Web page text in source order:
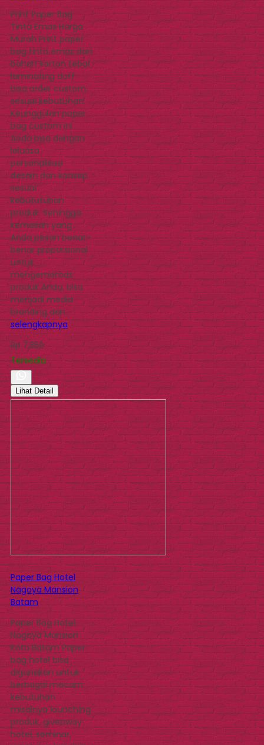
Print Paper Bag
Tinta Emas Harga
Murah Print paper
bag tinta emas dari
bahan karton tebal
laminating doff
bisa order custom
sesuai kebutuhan.
Keunggulan paper
bag custom ini
Anda bisa dengan
leluasa
personalisasi
desain dan konsep
sesuai
kebututuhan
produk. Sehingga
kemasan yang
Anda pesan benar-
benar proporsional
untuk
mengememas
produk Anda, bisa
menjadi media
branding dan…
selengkapnya
Rp 7.850
Tersedia
Lihat Detail
Paper Bag Hotel
Nagoya Mansion
Batam
Paper Bag Hotel
Nagoya Mansion
Kota Batam Paper
bag hotel bisa
digunakan untuk
berbagai macam
kebutuhan
misalnya lounching
produk, giveaway
hotel, seminar,